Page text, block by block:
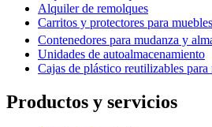
Alquiler de remolques
Carritos y protectores para muebles
Contenedores para mudanza y
Unidades de autoalmacenamiento
Cajas de plástico reutilizables para
Productos y servicios